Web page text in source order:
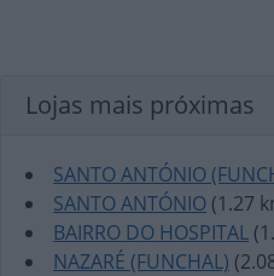
Lojas mais próximas
SANTO ANTÓNIO
SANTO ANTÓNIO (1.27
BAIRRO DO HOSPITAL
NAZARÉ (FUNCHAL)